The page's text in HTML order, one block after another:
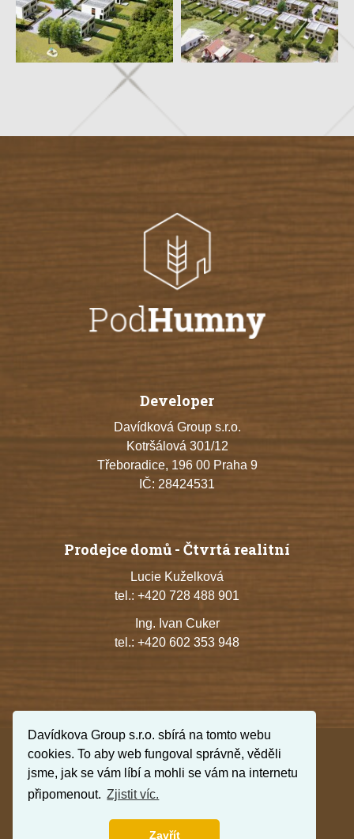
Davídkova Group s.r.o. sbírá na tomto webu
cookies. To aby web fungoval správně, věděli
jsme, jak se vám líbí a mohli se vám na internetu
připomenout. Zjistit víc.
Zavřít
Developer
Davídková Group s.r.o.
Kotršálová 301/12
Třeboradice, 196 00 Praha 9
IČ: 28424531
Prodejce domů - Čtvrtá realitní
Lucie Kuželková
tel.: +420 728 488 901
Ing. Ivan Cuker
tel.: +420 602 353 948